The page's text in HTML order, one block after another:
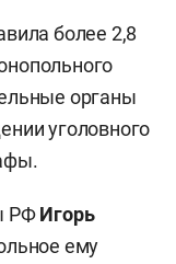
более 2,8
органы
уголовного
РФИгорь
ему